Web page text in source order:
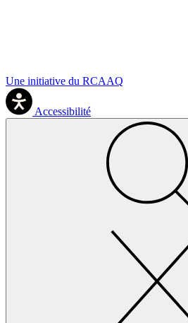
Une initiative du RCAAQ
Accessibilité